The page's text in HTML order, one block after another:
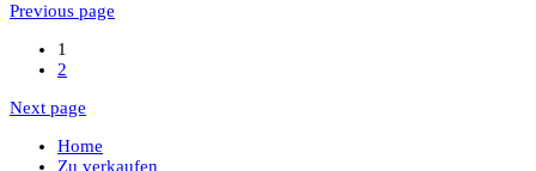
Previous page
1
2
Next page
Home
Zu verkaufen